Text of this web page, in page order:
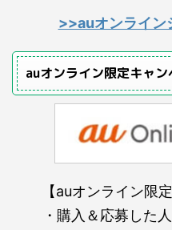
>>auオンライン
auオンライン限定キャ
【auオンライン限
・購入＆応募した